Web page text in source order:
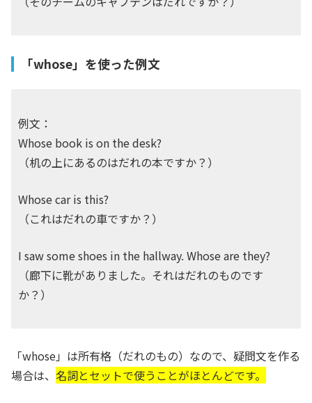
「whose」を使った例文
例文：
Whose book is on the desk?
（机の上にあるのはだれの本ですか？）
Whose car is this?
（これはだれの車ですか？）
I saw some shoes in the hallway. Whose are they?
（廊下に靴がありました。それはだれのものです
か？）
「whose」は所有格（だれのもの）なので、疑問文を作る
場合は、 名詞とセットで使うことがほとんどです。